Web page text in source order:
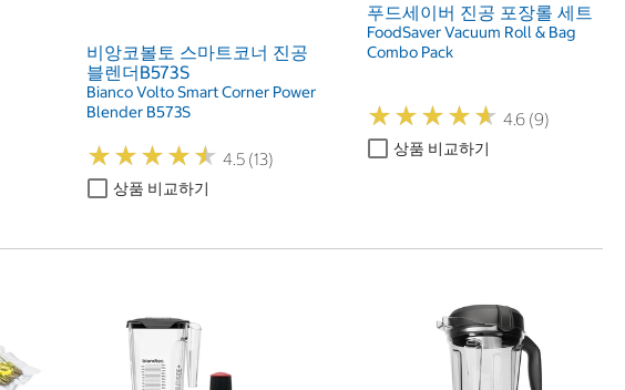
비앙코볼토 스마트코너 진공
블렌더B573S
Bianco Volto Smart Corner Power
Blender B573S
★★★★★
★★★★★ 4.5 (13)
상품 비교하기
푸드세이버 진공 포장롤 세트
FoodSaver Vacuum Roll & Bag
Combo Pack
★★★★★
★★★★★ 4.6 (9)
상품 비교하기